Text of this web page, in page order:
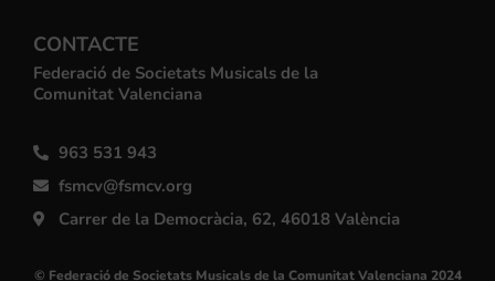
CONTACTE
Federació de Societats Musicals de la
Comunitat Valenciana
963 531 943
fsmcv@fsmcv.org
Carrer de la Democràcia, 62, 46018 València
© Federació de Societats Musicals de la Comunitat Valenciana 2024